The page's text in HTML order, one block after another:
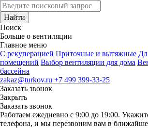
Найти
Поиск
Больше о вентиляции
Главное меню
C рекуперацией Приточные и вытяжные
помещений Выбор вентиляции для дома
бассейна
zakaz@turkov.ru +7 499 399-33-25
Заказать звонок
Закрыть
Заказать звонок
Работаем ежедневно с 9:00 до 19:00.
телефона, и мы перезвоним вам в